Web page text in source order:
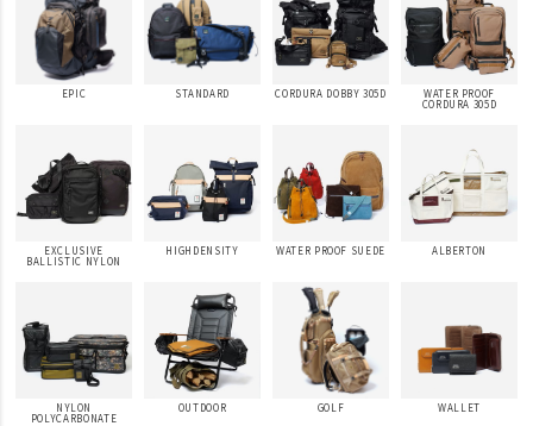
EPIC STANDARD CORDURA DOBBY 305D
WATER PROOF
CORDURA 305D
EXCLUSIVE
BALLISTIC NYLON
HIGHDENSITY WATER PROOF SUEDE ALBERTON
NYLON
POLYCARBONATE
OUTDOOR GOLF WALLET